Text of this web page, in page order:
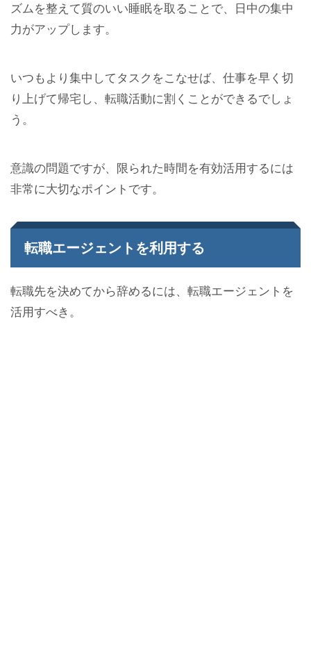
ズムを整えて質のいい睡眠を取ることで、日中の集中
力がアップします。
いつもより集中してタスクをこなせば、仕事を早く切
り上げて帰宅し、転職活動に割くことができるでしょ
う。
意識の問題ですが、限られた時間を有効活用するには
非常に大切なポイントです。
転職エージェントを利用する
転職先を決めてから辞めるには、転職エージェントを
活用すべき。